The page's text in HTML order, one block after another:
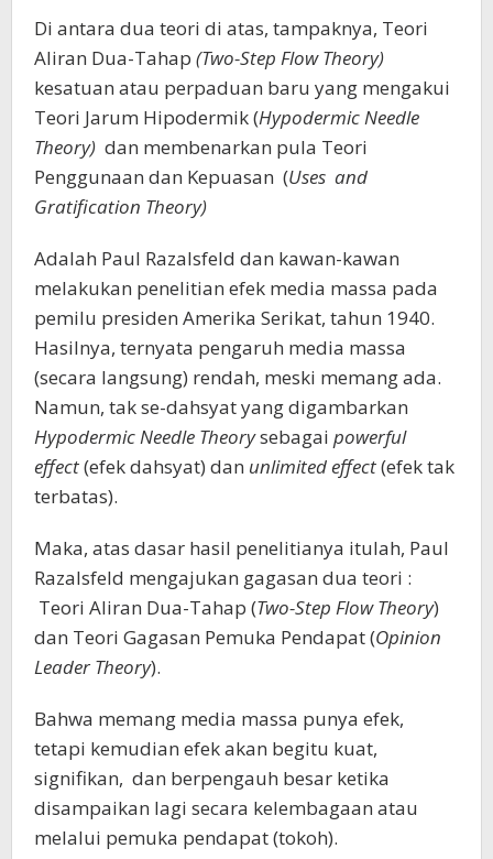
Di antara dua teori di atas, tampaknya, Teori
Aliran Dua-Tahap (Two-Step Flow Theory)
kesatuan atau perpaduan baru yang mengakui
Teori Jarum Hipodermik (Hypodermic Needle
Theory) dan membenarkan pula Teori
Penggunaan dan Kepuasan (Uses and
Gratification Theory)
Adalah Paul Razalsfeld dan kawan-kawan
melakukan penelitian efek media massa pada
pemilu presiden Amerika Serikat, tahun 1940.
Hasilnya, ternyata pengaruh media massa
(secara langsung) rendah, meski memang ada.
Namun, tak se-dahsyat yang digambarkan
Hypodermic Needle Theorysebagai powerful
effect(efek dahsyat) dan unlimited effect(efek tak
terbatas).
Maka, atas dasar hasil penelitianya itulah, Paul
Razalsfeld mengajukan gagasan dua teori :
Teori Aliran Dua-Tahap (Two-Step Flow Theory)
dan Teori Gagasan Pemuka Pendapat (Opinion
Leader Theory).
Bahwa memang media massa punya efek,
tetapi kemudian efek akan begitu kuat,
signifikan, dan berpengauh besar ketika
disampaikan lagi secara kelembagaan atau
melalui pemuka pendapat (tokoh).